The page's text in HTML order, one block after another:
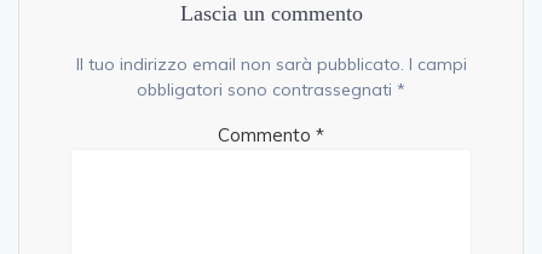
Lascia un commento
Il tuo indirizzo email non sarà pubblicato. I campi
obbligatori sono contrassegnati *
Commento *